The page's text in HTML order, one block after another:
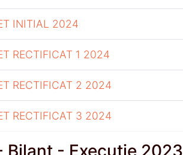
INITIAL 2024
RECTIFICAT 1 2024
RECTIFICAT 2 2024
RECTIFICAT 3 2024
Bilanț - Execuție 2023